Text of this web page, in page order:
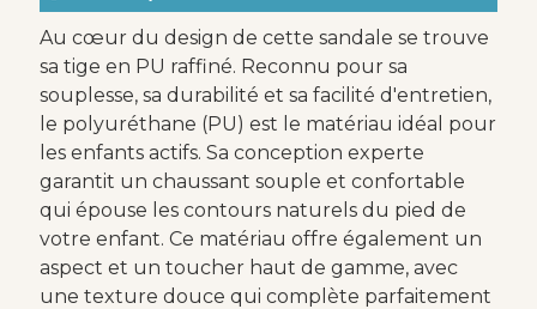
Au cœur du design de cette sandale se trouve
sa tige en PU raffiné. Reconnu pour sa
souplesse, sa durabilité et sa facilité d'entretien,
le polyuréthane (PU) est le matériau idéal pour
les enfants actifs. Sa conception experte
garantit un chaussant souple et confortable
qui épouse les contours naturels du pied de
votre enfant. Ce matériau offre également un
aspect et un toucher haut de gamme, avec
une texture douce qui complète parfaitement